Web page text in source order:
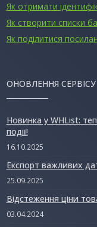
Як отримати
Як створити списки
Як поділитися
ОНОВЛЕННЯ СЕРВІСУ
Новинка у WHList:
події!
16.10.2025
Експорт важливих
25.09.2025
Відстеження ціни
03.04.2024